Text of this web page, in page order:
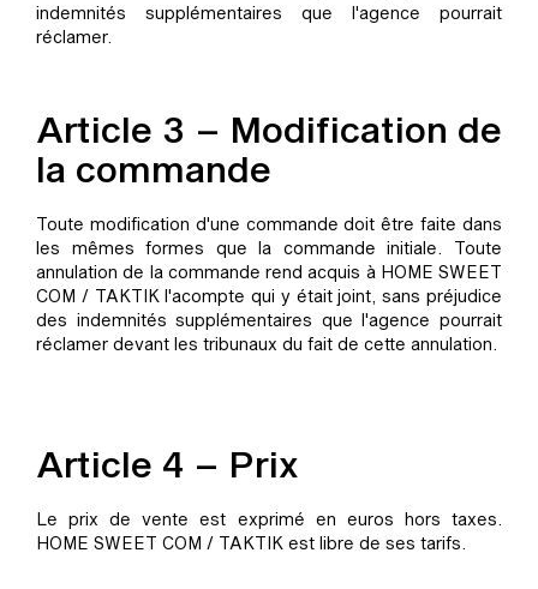
indemnités supplémentaires que l'agence pourrait
réclamer.
Article 3 – Modification de
la commande
Toute modification d'une commande doit être faite dans
les mêmes formes que la commande initiale. Toute
annulation de la commande rend acquis à HOME SWEET
COM / TAKTIK l'acompte qui y était joint, sans préjudice
des indemnités supplémentaires que l'agence pourrait
réclamer devant les tribunaux du fait de cette annulation.
Article 4 – Prix
Le prix de vente est exprimé en euros hors taxes.
HOME SWEET COM / TAKTIK est libre de ses tarifs.